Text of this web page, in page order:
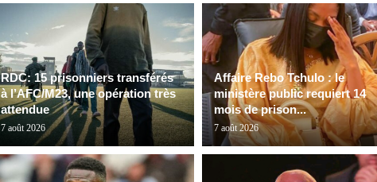
RDC: 15 prisonniers transférés
à l’AFC/M23, une opération très
attendue
7 août 2026
Affaire Rebo Tchulo : le
ministère public requiert 14
mois de prison...
7 août 2026